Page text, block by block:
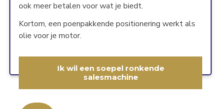
ook meer betalen voor wat je biedt.
Kortom, een poenpakkende positionering werkt als
olie voor je motor.
Ik wil een soepel ronkende
salesmachine